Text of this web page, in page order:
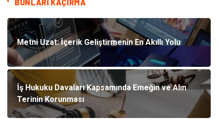
BUNLARI KAÇIRMA
Metni Uzat: İçerik Geliştirmenin En Akıllı Yolu
İş Hukuku Davaları Kapsamında Emeğin ve Alın
Terinin Korunması